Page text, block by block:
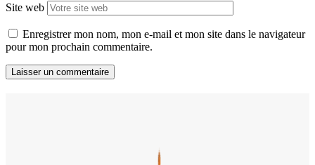
Site web
Enregistrer mon nom, mon e-mail et mon site dans le navigateur
pour mon prochain commentaire.